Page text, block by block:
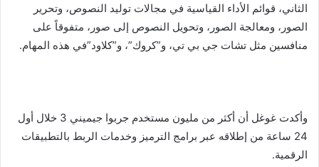
الثاني، قوائم الأداء القياسية في مجالات توليد النصوص، وتحرير
الصور، ومعالجة الصور، وتحويل النصوص إلى صور، متفوقاً على
منافسين مثل تشات جي بي تي، و”كروك”، و”كلاود”في هذه المهام.
وأكدت غوغل أن أكثر من مليون مستخدم جربوا جيميني 3 خلال أول
24 ساعة من إطلاقه عبر برامج الترميز وخدمات الربط بالتطبيقات
الرقمية.